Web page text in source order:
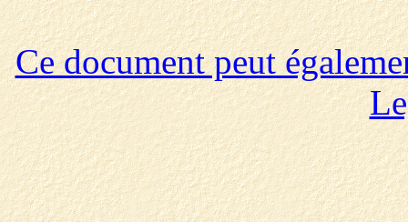
Ce document peut